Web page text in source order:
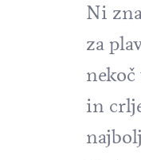
Ni
za
in